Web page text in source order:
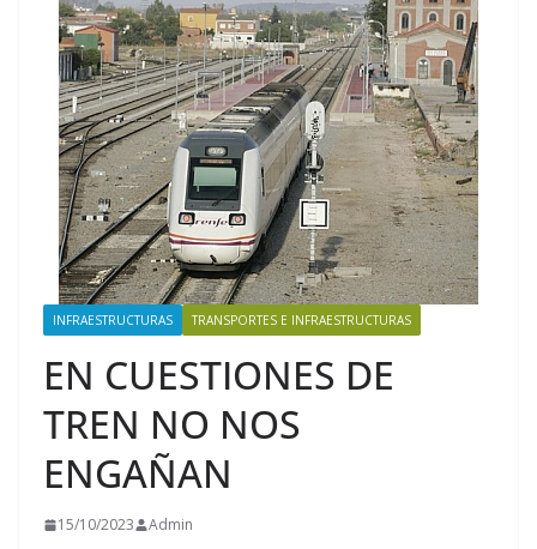
INFRAESTRUCTURAS TRANSPORTES E INFRAESTRUCTURAS
EN CUESTIONES DE
TREN NO NOS
ENGAÑAN
15/10/2023 Admin